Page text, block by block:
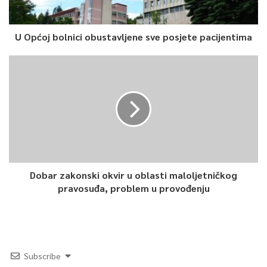
U Općoj bolnici obustavljene sve posjete pacijentima
Dobar zakonski okvir u oblasti maloljetničkog
pravosuđa, problem u provođenju
Subscribe